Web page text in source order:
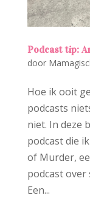
Podcast tip:
door
Hoe ik ooit
podcasts
niet. In deze
podcast die
of Murder,
podcast over
Een...